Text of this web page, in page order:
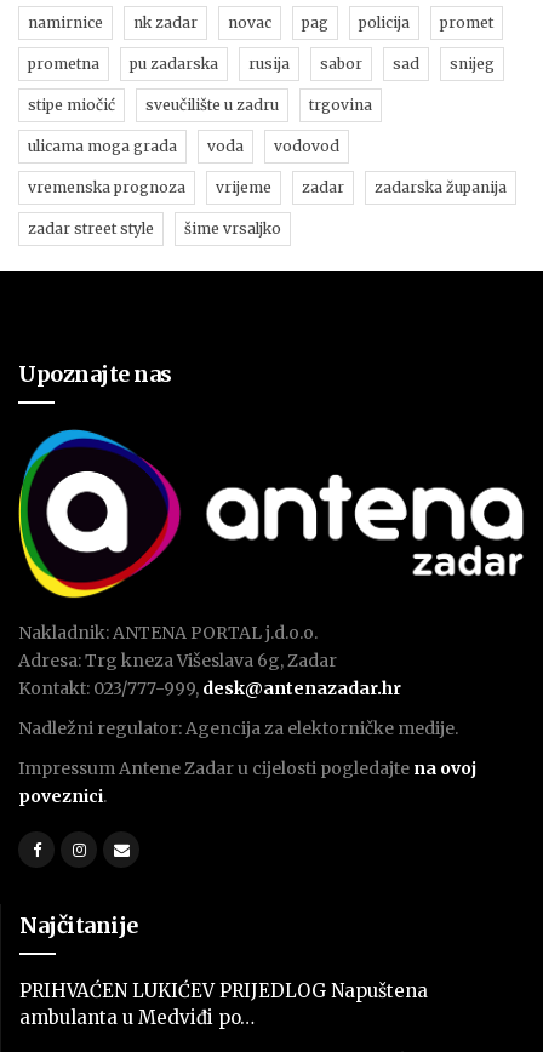
namirnice nk zadar novac pag policija promet
prometna pu zadarska rusija sabor sad snijeg
stipe miočić sveučilište u zadru trgovina
ulicama moga grada voda vodovod
vremenska prognoza vrijeme zadar zadarska županija
zadar street style šime vrsaljko
Upoznajte nas
Nakladnik: ANTENA PORTAL j.d.o.o.
Adresa: Trg kneza Višeslava 6g, Zadar
Kontakt: 023/777-999, desk@antenazadar.hr
Nadležni regulator: Agencija za elektorničke medije.
Impressum Antene Zadar u cijelosti pogledajte na ovoj
poveznici.
Najčitanije
PRIHVAĆEN LUKIĆEV PRIJEDLOG Napuštena
ambulanta u Medviđi po…